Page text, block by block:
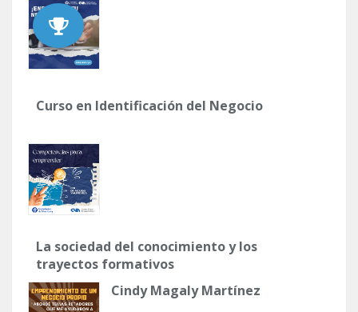
Curso en Identificación del Negocio
La sociedad del conocimiento y los
trayectos formativos
Cindy Magaly Martínez